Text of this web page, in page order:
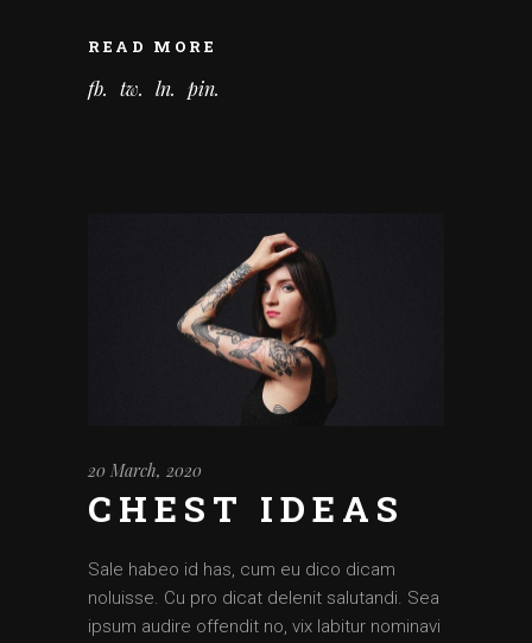
READ MORE
fb tw ln pin
20 March, 2020
CHEST IDEAS
Sale habeo id has, cum eu dico dicam
noluisse. Cu pro dicat delenit salutandi. Sea
ipsum audire offendit no, vix labitur nominavi